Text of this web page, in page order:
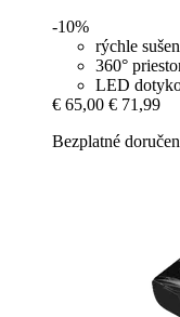
-10%
rýchle
360°
LED
€ 65,00 € 71,99
Bezplatné